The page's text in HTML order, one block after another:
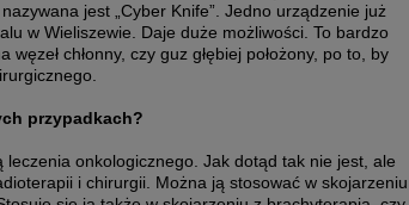
jest „Cyber Knife”. Jedno urządzenie już
w Wieliszewie. Daje duże możliwości. To bardzo
chłonny, czy guz głębiej położony, po to, by
przypadkach?
onkologicznego. Jak dotąd tak nie jest, ale
i chirurgii. Można ją stosować w skojarzeniu